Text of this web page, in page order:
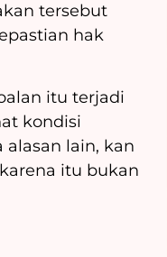
tersebut
hak
itu terjadi
kondisi
alasan lain, kan
itu bukan